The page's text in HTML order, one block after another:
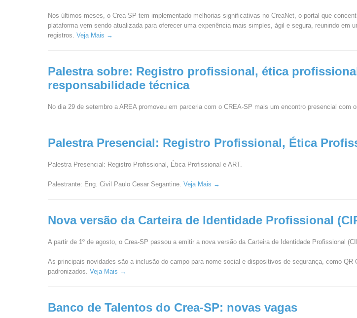
Nos últimos meses, o Crea-SP tem implementado melhorias significativas no CreaNet, o portal que
plataforma vem sendo atualizada para oferecer uma experiência mais simples, ágil e segura, reunindo em
registros. Veja Mais →
Palestra sobre: Registro profissional, ética
responsabilidade técnica
No dia 29 de setembro a AREA promoveu em parceria com o CREA-SP mais um encontro presencial com
Palestra Presencial: Registro Profissional, Ética
Palestra Presencial: Registro Profissional, Ética Profissional e ART.
Palestrante: Eng. Civil Paulo Cesar Segantine. Veja Mais →
Nova versão da Carteira de Identidade Profissional
A partir de 1º de agosto, o Crea-SP passou a emitir a nova versão da Carteira de Identidade Profissional
As principais novidades são a inclusão do campo para nome social e dispositivos de segurança, como QR
padronizados. Veja Mais →
Banco de Talentos do Crea-SP: novas vagas